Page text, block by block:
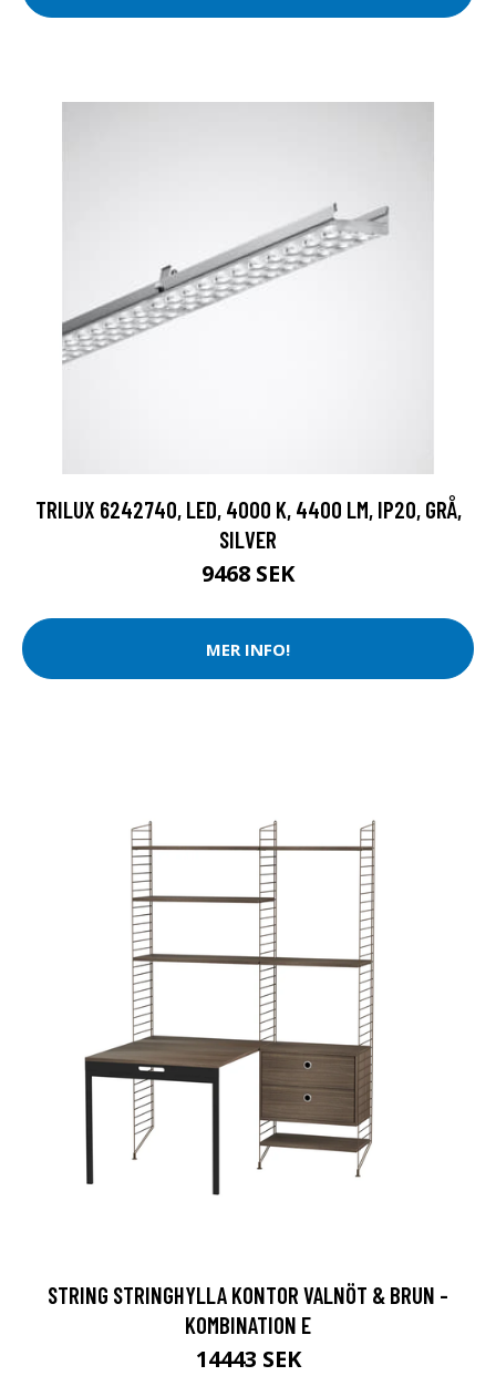
TRILUX 6242740, LED, 4000 K, 4400 LM, IP20, GRÅ,
SILVER
9468 SEK
MER INFO!
STRING STRINGHYLLA KONTOR VALNÖT & BRUN -
KOMBINATION E
14443 SEK